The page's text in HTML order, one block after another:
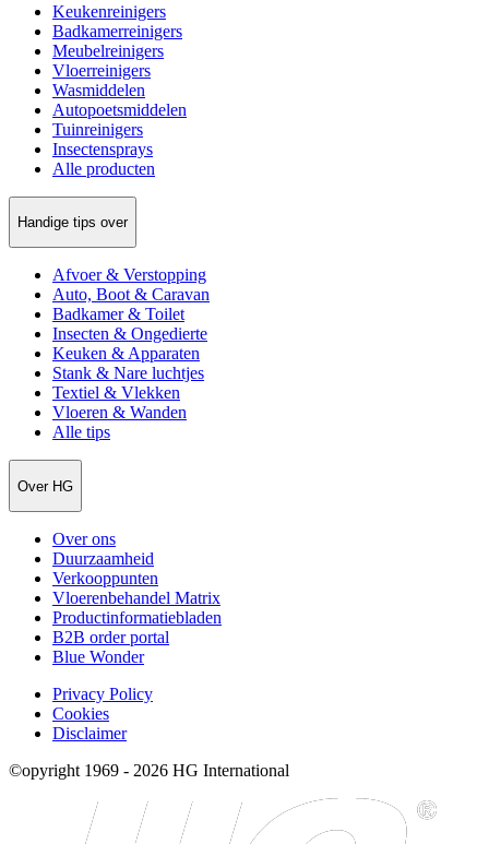
Keukenreinigers
Badkamerreinigers
Meubelreinigers
Vloerreinigers
Wasmiddelen
Autopoetsmiddelen
Tuinreinigers
Insectensprays
Alle producten
Handige tips over
Afvoer & Verstopping
Auto, Boot & Caravan
Badkamer & Toilet
Insecten & Ongedierte
Keuken & Apparaten
Stank & Nare luchtjes
Textiel & Vlekken
Vloeren & Wanden
Alle tips
Over HG
Over ons
Duurzaamheid
Verkooppunten
Vloerenbehandel Matrix
Productinformatiebladen
B2B order portal
Blue Wonder
Privacy Policy
Cookies
Disclaimer
©opyright 1969 - 2026 HG International